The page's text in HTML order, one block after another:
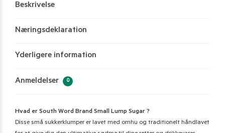
Beskrivelse
Næringsdeklaration
Yderligere information
Anmeldelser 0
Hvad er South Word Brand Small Lump Sugar ?
Disse små sukkerklumper er lavet med omhu og traditionelt håndlavet